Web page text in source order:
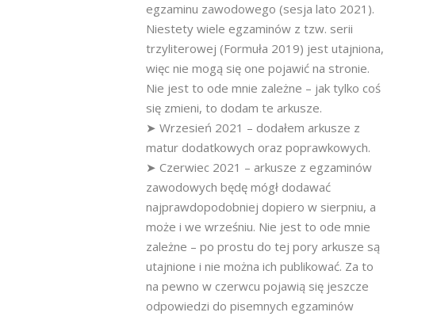
egzaminu zawodowego (sesja lato 2021).
Niestety wiele egzaminów z tzw. serii
trzyliterowej (Formuła 2019) jest utajniona,
więc nie mogą się one pojawić na stronie.
Nie jest to ode mnie zależne – jak tylko coś
się zmieni, to dodam te arkusze.
➤ Wrzesień 2021 – dodałem arkusze z
matur dodatkowych oraz poprawkowych.
➤ Czerwiec 2021 – arkusze z egzaminów
zawodowych będę mógł dodawać
najprawdopodobniej dopiero w sierpniu, a
może i we wrześniu. Nie jest to ode mnie
zależne – po prostu do tej pory arkusze są
utajnione i nie można ich publikować. Za to
na pewno w czerwcu pojawią się jeszcze
odpowiedzi do pisemnych egzaminów